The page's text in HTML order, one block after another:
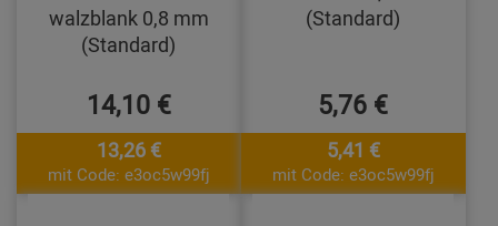
walzblank 0,8 mm
(Standard)
14,10 €
13,26 €
mit Code: e3oc5w99fj
(Standard)
5,76 €
5,41 €
mit Code: e3oc5w99fj